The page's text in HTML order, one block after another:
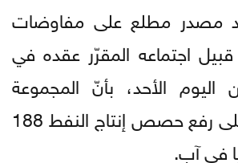
مصدر مطلع على مفاوضات
اجتماعه المقرّر عقده في
الأحد، بأنّ المجموعة
اتفقت مبدئيا على رفع حصص إنتاج النفط 188
في آب.